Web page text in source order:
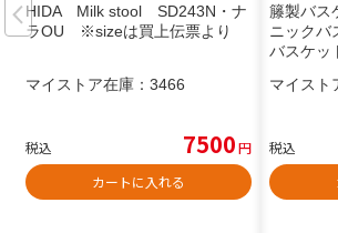
HIDA Milk stool SD243N・ナ
ラOU ※sizeは買上伝票より
マイストア在庫： 3466
税込 7500円
カートに入れる
籐製バス
ニック
バスケッ
マイスト
税込